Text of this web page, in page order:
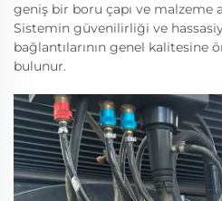
geniş bir boru çapı ve malzeme
Sistemin güvenilirliği ve
bağlantılarının genel kalitesine
bulunur.